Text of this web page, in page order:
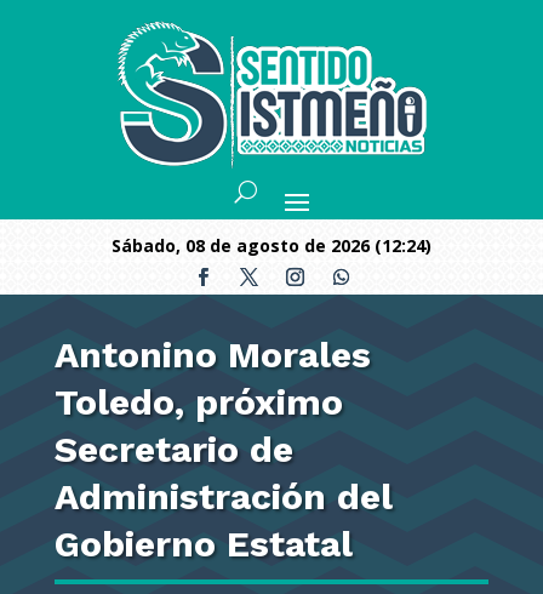
sábado, 08 de agosto de 2026 (12:24)
Antonino Morales
Toledo, próximo
Secretario de
Administración del
Gobierno Estatal